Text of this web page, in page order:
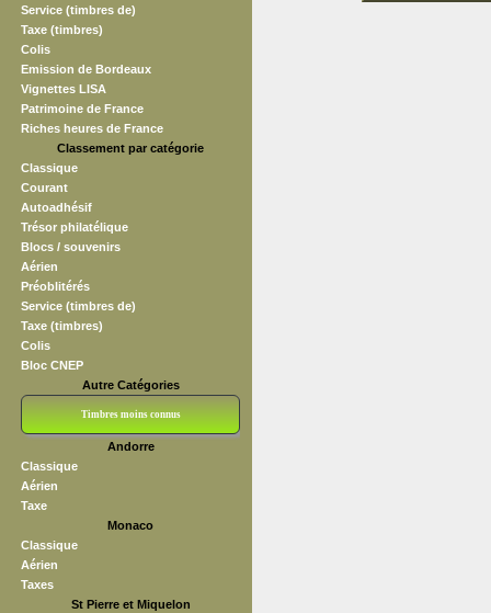
Service (timbres de)
Taxe (timbres)
Colis
Emission de Bordeaux
Vignettes LISA
Patrimoine de France
Riches heures de France
Classement par catégorie
Classique
Courant
Autoadhésif
Trésor philatélique
Blocs / souvenirs
Aérien
Préoblitérés
Service (timbres de)
Taxe (timbres)
Colis
Bloc CNEP
Autre Catégories
Timbres moins connus
Andorre
Classique
Aérien
Taxe
Monaco
Classique
Aérien
Taxes
St Pierre et Miquelon